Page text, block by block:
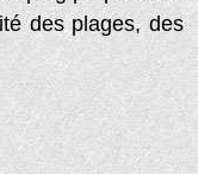
des plages, des